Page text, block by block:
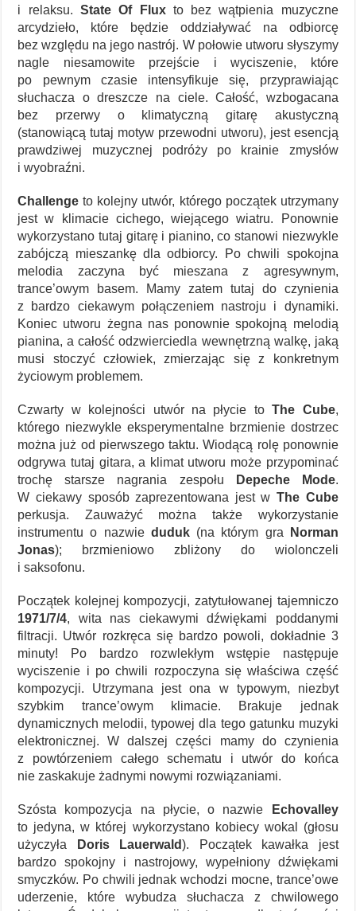
i relaksu. State Of Fluxto bez wątpienia muzyczne
arcydzieło, które będzie oddziaływać na odbiorcę
bez względu na jego nastrój. W połowie utworu słyszymy
nagle niesamowite przejście i wyciszenie, które
po pewnym czasie intensyfikuje się, przyprawiając
słuchacza o dreszcze na ciele. Całość, wzbogacana
bez przerwy o klimatyczną gitarę akustyczną
(stanowiącą tutaj motyw przewodni utworu), jest esencją
prawdziwej muzycznej podróży po krainie zmysłów
i wyobraźni.
Challenge to kolejny utwór, którego początek utrzymany
jest w klimacie cichego, wiejącego wiatru. Ponownie
wykorzystano tutaj gitarę i pianino, co stanowi niezwykle
zabójczą mieszankę dla odbiorcy. Po chwili spokojna
melodia zaczyna być mieszana z agresywnym,
trance’owym basem. Mamy zatem tutaj do czynienia
z bardzo ciekawym połączeniem nastroju i dynamiki.
Koniec utworu żegna nas ponownie spokojną melodią
pianina, a całość odzwierciedla wewnętrzną walkę, jaką
musi stoczyć człowiek, zmierzając się z konkretnym
życiowym problemem.
Czwarty w kolejności utwór na płycie toThe Cube,
którego niezwykle eksperymentalne brzmienie dostrzec
można już od pierwszego taktu. Wiodącą rolę ponownie
odgrywa tutaj gitara, a klimat utworu może przypominać
trochę starsze nagrania zespołu
Depeche Mode.
W ciekawy sposób zaprezentowana jest wThe Cube
perkusja. Zauważyć można także wykorzystanie
instrumentu o nazwie duduk(na którym gra
Norman
Jonas); brzmieniowo zbliżony do wiolonczeli
i saksofonu.
Początek kolejnej kompozycji, zatytułowanej tajemniczo
1971/7/4, wita nas ciekawymi dźwiękami poddanymi
filtracji. Utwór rozkręca się bardzo powoli, dokładnie 3
minuty! Po bardzo rozwlekłym wstępie następuje
wyciszenie i po chwili rozpoczyna się właściwa część
kompozycji. Utrzymana jest ona w typowym, niezbyt
szybkim trance’owym klimacie. Brakuje jednak
dynamicznych melodii, typowej dla tego gatunku muzyki
elektronicznej. W dalszej części mamy do czynienia
z powtórzeniem całego schematu i utwór do końca
nie zaskakuje żadnymi nowymi rozwiązaniami.
Szósta kompozycja na płycie, o nazwie
Echovalley
to jedyna, w której wykorzystano kobiecy wokal (głosu
użyczyła
Doris Lauerwald). Początek kawałka jest
bardzo spokojny i nastrojowy, wypełniony dźwiękami
smyczków. Po chwili jednak wchodzi mocne, trance’owe
uderzenie, które wybudza słuchacza z chwilowego